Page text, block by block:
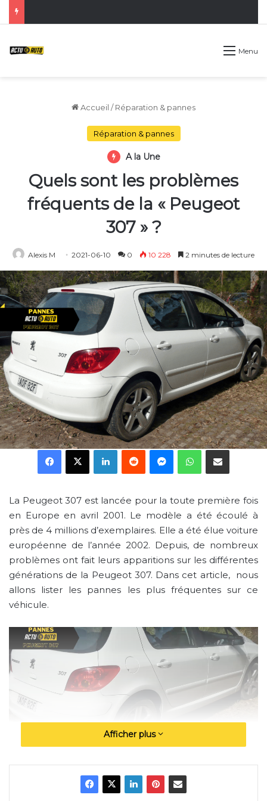
Menu
Accueil / Réparation & pannes
Réparation & pannes
A la Une
Quels sont les problèmes
fréquents de la « Peugeot
307 » ?
Alexis M 2021-06-10 0 10 228 2 minutes de lecture
Facebook
X LinkedinRedditMessengerWhatsApp
Partager par email
La Peugeot 307 est lancée pour la toute première fois
en Europe en avril 2001. Le modèle a été écoulé à
près de 4 millions d’exemplaires. Elle a été élue voiture
européenne de l’année 2002. Depuis, de nombreux
problèmes ont fait leurs apparitions sur les différentes
générations de la Peugeot 307. Dans cet article, nous
allons lister les pannes les plus fréquentes sur ce
véhicule.
Résumé de l’article: Quels sont les problèmes les plus
fréquents de la Peugeot 307 ?
Afficher plus